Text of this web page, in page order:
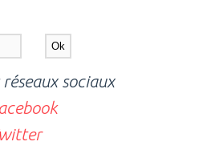
sociaux